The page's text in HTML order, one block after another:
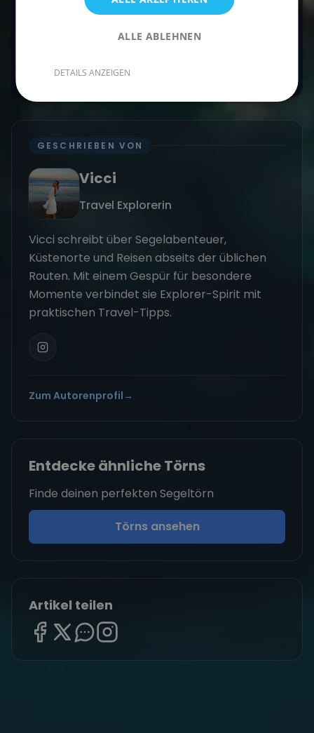
Bereit für dein nächstes Abenteuer auf dem
GESCHRIEBEN VON
Vicci
Travel Explorerin
Vicci schreibt über Segelabenteuer,
Küstenorte und Reisen abseits der üblichen
Routen. Mit einem Gespür für besondere
Momente verbindet sie Explorer-Spirit mit
praktischen Travel-Tipps.
Zum Autorenprofil →
Entdecke ähnliche Törns
Finde deinen perfekten Segeltörn
Törns ansehen
Artikel teilen
ALLE ABLEHNEN
DETAILS ANZEIGEN